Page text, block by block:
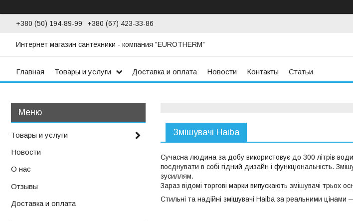
+380 (50) 194-89-99 +380 (67) 423-33-86
Интернет магазин сантехники - компания "EUROTHERM"
Главная Товары и услуги Доставка и оплата Новости Контакты Статьи
Змішувачі Haiba
Сучасна людина за добу використовує до 300 літрів
поєднувати в собі гідний дизайн і функціональність.
зусиллям.
Зараз відомі торгові марки випускають змішувачі трьох
Стильні та надійні змішувачі Haiba за реальними
Товары и услуги
Новости
О нас
Отзывы
Доставка и оплата